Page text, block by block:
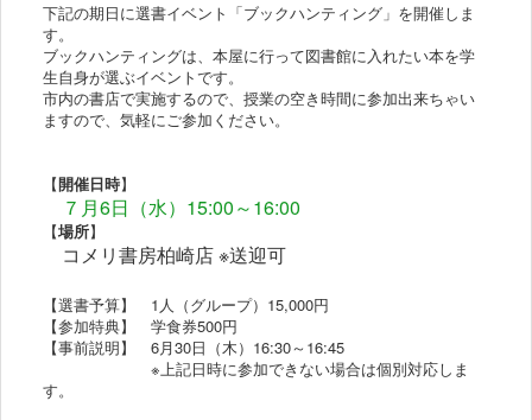
下記の期日に選書イベント「ブックハンティング」を開催しま
す。
ブックハンティングは、本屋に行って図書館に入れたい本を学
生自身が選ぶイベントです。
市内の書店で実施するので、授業の空き時間に参加出来ちゃい
ますので、気軽にご参加ください。
【開催日時】
７月6日（水）15:00～16:00
【場所】
コメリ書房柏崎店 ※送迎可
【選書予算】 1人（グループ）15,000円
【参加特典】 学食券500円
【事前説明】 6月30日（木）16:30～16:45
※上記日時に参加できない場合は個別対応しま
す。